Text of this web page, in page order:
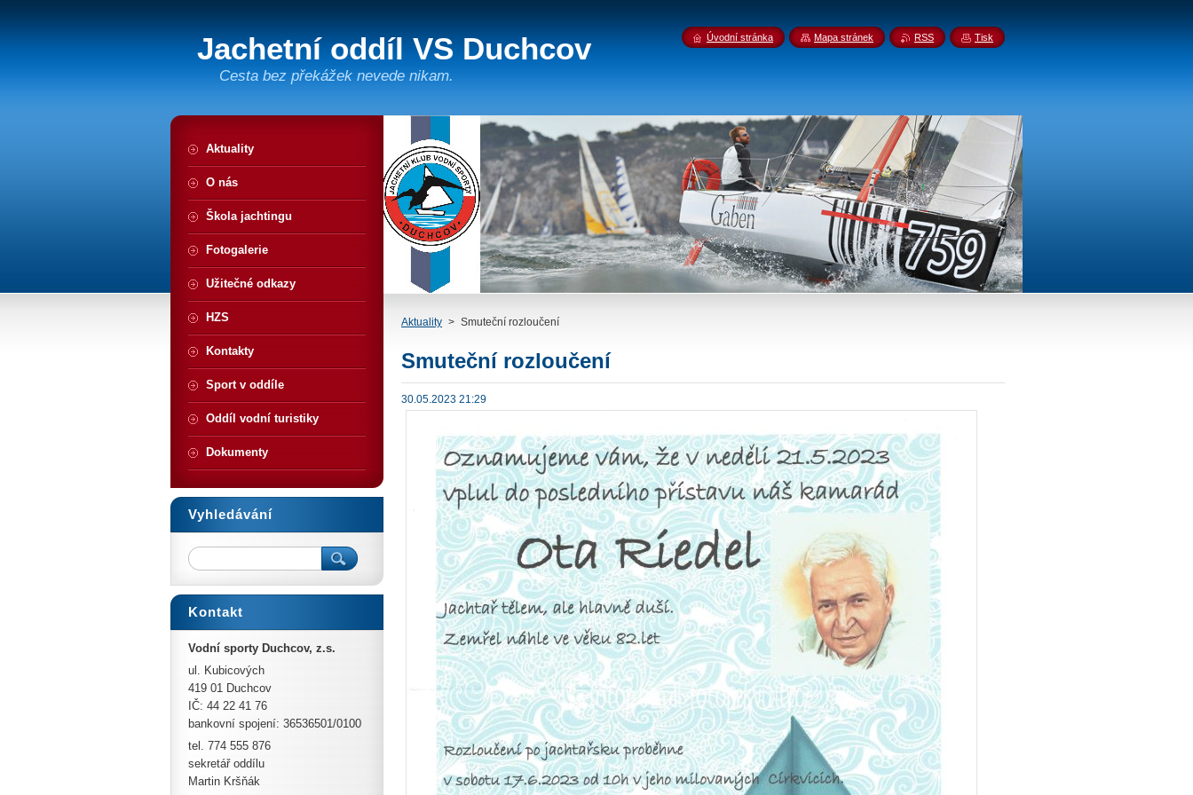
Jachetní oddíl VS Duchcov
Cesta bez překážek nevede nikam.
Aktuality > Smuteční rozloučení
Smuteční rozloučení
30.05.2023 21:29
Aktuality
O nás
Škola jachtingu
Fotogalerie
Užitečné odkazy
HZS
Kontakty
Sport v oddíle
Oddíl vodní turistiky
Dokumenty
Vyhledávání
Kontakt
Vodní sporty Duchcov, z.s.
ul. Kubicových
419 01 Duchcov
IČ: 44 22 41 76
bankovní spojení: 36536501/0100
tel. 774 555 876
sekretář oddílu
Martin Kršňák
Úvodní stránka Mapa stránek RSS Tisk